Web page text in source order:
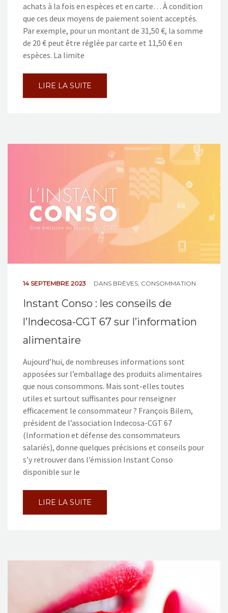
achats à la fois en espèces et en carte… À condition
que ces deux moyens de paiement soient acceptés.
Par exemple, pour un montant de 31,50 €, la somme
de 20 € peut être réglée par carte et 11,50 € en
espèces. La limite
LIRE LA SUITE
14 SEPTEMBRE 2023 DANS BRÈVES, CONSOMMATION
Instant Conso : les conseils de
l’Indecosa-CGT 67 sur l’information
alimentaire
Aujourd’hui, de nombreuses informations sont
apposées sur l’emballage des produits alimentaires
que nous consommons. Mais sont-elles toutes
utiles et surtout suffisantes pour renseigner
efficacement le consommateur ? François Bilem,
président de l’association Indecosa-CGT 67
(Information et défense des consommateurs
salariés), donne quelques précisions et conseils pour
s’y retrouver dans l’émission Instant Conso
disponible sur le
LIRE LA SUITE